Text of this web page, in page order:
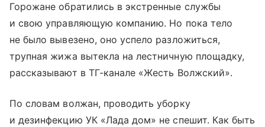
Горожане обратились в экстренные службы
и свою управляющую компанию. Но пока тело
не было вывезено, оно успело разложиться,
трупная жижа вытекла на лестничную площадку,
рассказывают в ТГ-канале «Жесть Волжский».
По словам волжан, проводить уборку
и дезинфекцию УК «Лада дом» не спешит. Как быть